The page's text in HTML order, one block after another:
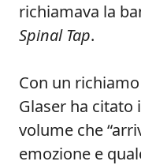
richiamava la
Spinal Tap.
Con un
Glaser ha
volume che
emozione e